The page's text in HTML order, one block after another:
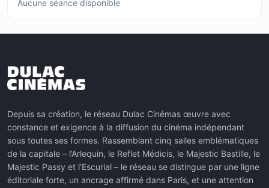
Aucune séance disponible
Depuis sa création, le réseau Dulac Cinémas œuvre avec
constance et exigence à la diffusion du cinéma indépendant
sous toutes ses formes. Rassemblant cinq salles emblématiques
de la capitale – l’Arlequin, le Reflet Médicis, le Majestic Bastille, le
Majestic Passy et l’Escurial – le réseau se distingue par une ligne
éditoriale forte, un ancrage affirmé dans Paris, et une attention